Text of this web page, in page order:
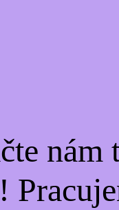
nám